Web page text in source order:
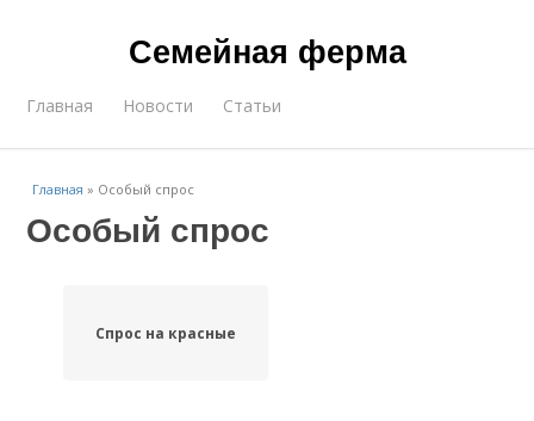
Семейная ферма
Главная Новости Статьи
Главная » Особый спрос
Особый спрос
Спрос на красные